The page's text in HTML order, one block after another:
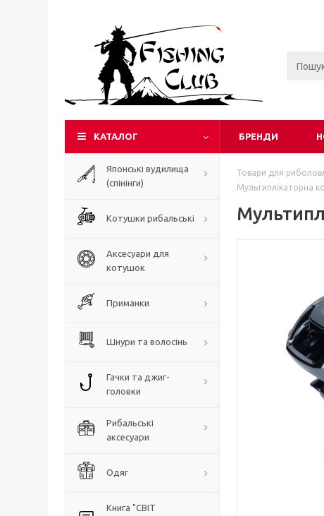
КАТАЛОГ БРЕНДИ
Японські вудилища
(спінінги)
Котушки рибальські
Аксесуари для
котушок
Приманки
Шнури та волосінь
Гачки та джиг-
головки
Рибальські
аксесуари
Одяг
Книга "СВІТ
Товари для
Мультиплікаторна